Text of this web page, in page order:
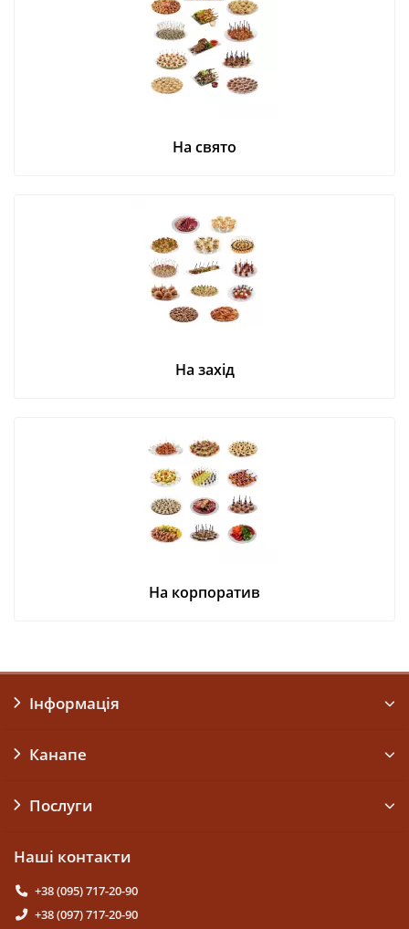
На свято
На захід
На корпоратив
Інформація
Канапе
Послуги
Наші контакти
+38 (095) 717-20-90
+38 (097) 717-20-90